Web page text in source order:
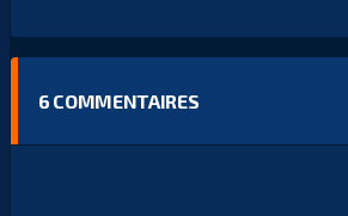
6 COMMENTAIRES